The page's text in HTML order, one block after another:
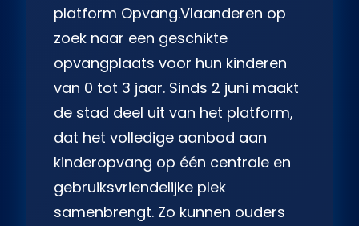
platform Opvang.Vlaanderen op
zoek naar een geschikte
opvangplaats voor hun kinderen
van 0 tot 3 jaar. Sinds 2 juni maakt
de stad deel uit van het platform,
dat het volledige aanbod aan
kinderopvang op één centrale en
gebruiksvriendelijke plek
samenbrengt. Zo kunnen ouders